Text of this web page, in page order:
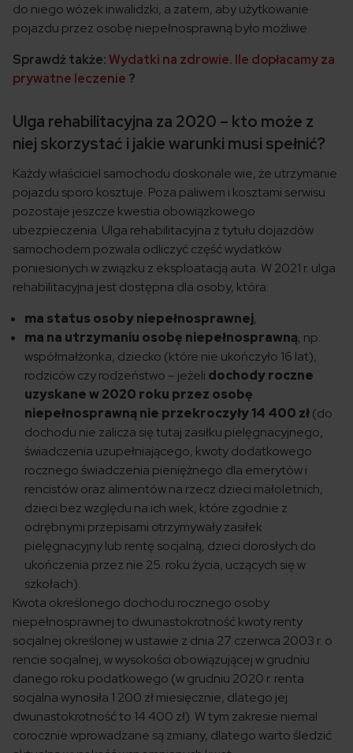
do niego wózek inwalidzki, a zatem, aby użytkowanie
pojazdu przez osobę niepełnosprawną było możliwe.
Sprawdź także:Wydatki na zdrowie. Ile dopłacamy za
prywatne leczenie ?
Ulga rehabilitacyjna za 2020 – kto może z
niej skorzystać i jakie warunki musi spełnić?
Każdy właściciel samochodu doskonale wie, że utrzymanie
pojazdu sporo kosztuje. Poza paliwem i kosztami serwisu
pozostaje jeszcze kwestia obowiązkowego
ubezpieczenia. Ulga rehabilitacyjna z tytułu dojazdów
samochodem pozwala odliczyć część wydatków
poniesionych w związku z eksploatacją auta. W 2021 r. ulga
rehabilitacyjna jest dostępna dla osoby, która:
ma status osoby niepełnosprawnej,
ma na utrzymaniu osobę niepełnosprawną, np.
współmałżonka, dziecko (które nie ukończyło 16 lat),
rodziców czy rodzeństwo – jeżeli dochody roczne
uzyskane w 2020 roku przez osobę
niepełnosprawną nie przekroczyły 14 400 zł(do
dochodu nie zalicza się tutaj zasiłku pielęgnacyjnego,
świadczenia uzupełniającego, kwoty dodatkowego
rocznego świadczenia pieniężnego dla emerytów i
rencistów oraz alimentów na rzecz dzieci małoletnich,
dzieci bez względu na ich wiek, które zgodnie z
odrębnymi przepisami otrzymywały zasiłek
pielęgnacyjny lub rentę socjalną, dzieci dorosłych do
ukończenia przez nie 25. roku życia, uczących się w
szkołach).
Kwota określonego dochodu rocznego osoby
niepełnosprawnej to dwunastokrotność kwoty renty
socjalnej określonej w ustawie z dnia 27 czerwca 2003 r. o
rencie socjalnej, w wysokości obowiązującej w grudniu
danego roku podatkowego (w grudniu 2020 r. renta
socjalna wynosiła 1 200 zł miesięcznie, dlatego jej
dwunastokrotność to 14 400 zł). W tym zakresie niemal
corocznie wprowadzane są zmiany, dlatego warto śledzić